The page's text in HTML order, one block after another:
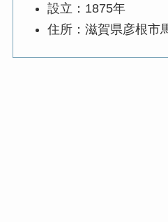
設立：1875年
住所：滋賀県彦根市